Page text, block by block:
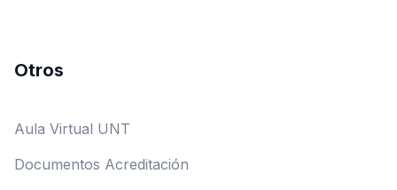
Otros
Aula Virtual UNT
Documentos Acreditación